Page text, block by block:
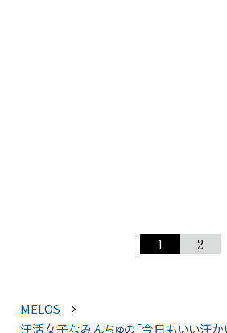
1 2
MELOS
汗活女子なみんちゅの「今日もいい汗か